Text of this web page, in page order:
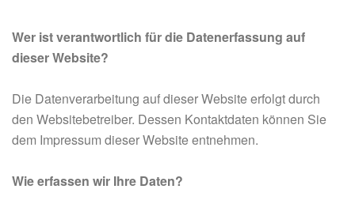
Wer ist verantwortlich für die Datenerfassung auf
dieser Website?
Die Datenverarbeitung auf dieser Website erfolgt durch
den Websitebetreiber. Dessen Kontaktdaten können Sie
dem Impressum dieser Website entnehmen.
Wie erfassen wir Ihre Daten?